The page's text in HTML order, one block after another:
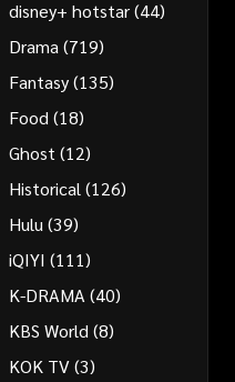
disney+ hotstar(44)
Drama(719)
Fantasy(135)
Food(18)
Ghost(12)
Historical(126)
Hulu(39)
iQIYI (111)
K-DRAMA(40)
KBS World(8)
KOK TV(3)